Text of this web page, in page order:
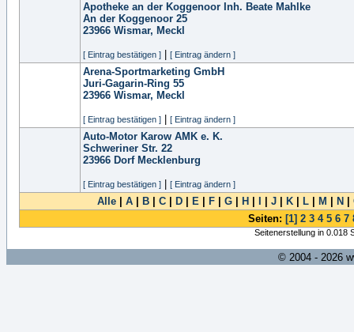
Apotheke an der Koggenoor Inh. Beate Mahlke
An der Koggenoor 25
23966 Wismar, Meckl
[ Eintrag bestätigen ] [ Eintrag ändern ]
Arena-Sportmarketing GmbH
Juri-Gagarin-Ring 55
23966 Wismar, Meckl
[ Eintrag bestätigen ] [ Eintrag ändern ]
Auto-Motor Karow AMK e. K.
Schweriner Str. 22
23966 Dorf Mecklenburg
[ Eintrag bestätigen ] [ Eintrag ändern ]
Alle A B C D E F G H J K L M N
Seiten: [1] 2 3 4 5 6 7
Seitenerstellung in 0.018
© 2004 - 2026